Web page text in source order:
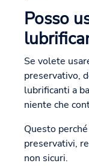
Posso
Se volete
preservativo,
lubrificanti a
niente che
Questo
preservativi,
non sicuri.